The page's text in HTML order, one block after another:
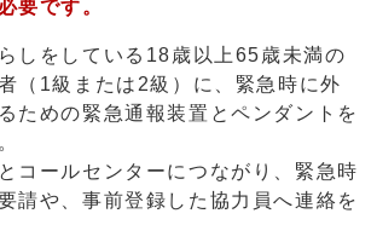
要です。
しをしている18歳以上65歳未満の
（1級または2級）に、緊急時に外
ための緊急通報装置とペンダントを
コールセンターにつながり、緊急時
請や、事前登録した協力員へ連絡を